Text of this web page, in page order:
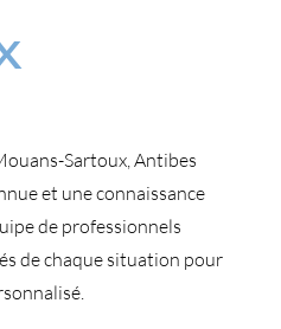
Sartoux, Antibes
et une connaissance
de professionnels
de chaque situation pour